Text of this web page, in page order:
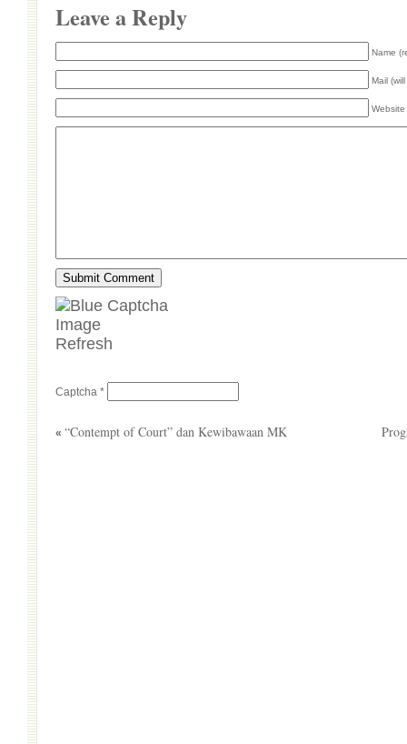
Leave a Reply
Name
Mail
Website
Refresh
Captcha *
« “Contempt of Court” dan Kewibawaan MK